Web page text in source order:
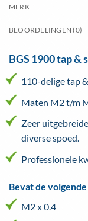
MERK
BEOORDELINGEN (0)
BGS 1900 tap
110-delige tap
Maten M2 t/m
Zeer
diverse spoed.
Professionele
Bevat de
M2 x 0.4